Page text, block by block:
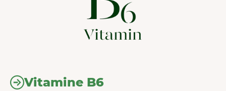
Vitamine B6